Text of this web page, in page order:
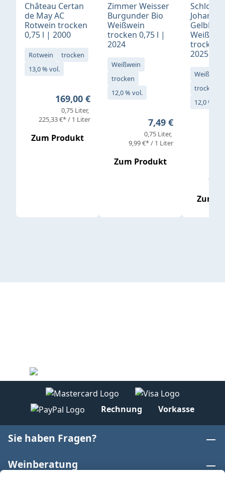
Château Certan
de May AC
Rotwein trocken
0,75 l | 2000
Rotwein
trocken
13,0 % vol.
Regulärer Preis:
169,00 €
0,75 Liter
225,33 €* / 1 Liter
Zum Produkt
Zimmer Weisser
Burgunder Bio
Weißwein
trocken 0,75 l |
2024
Weißwein
trocken
12,0 % vol.
Regulärer Preis:
7,49 €
0,75 Liter
9,99 €* / 1 Liter
Zum Produkt
Schloß
Gelblack
trocken
2025
Weißwein
trocken
12,0 % vol.
Zum
Rechnung Vorkasse
Sie haben Fragen?
Weinberatung